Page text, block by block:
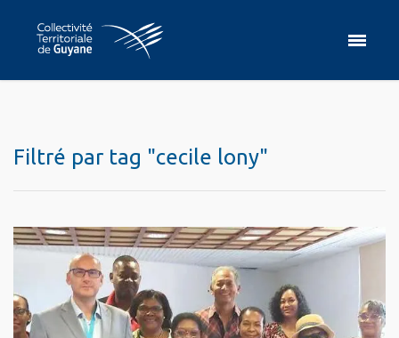
Filtré par tag "cecile lony"